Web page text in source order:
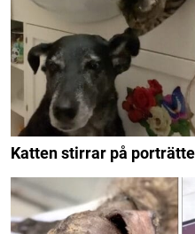
Katten stirrar på